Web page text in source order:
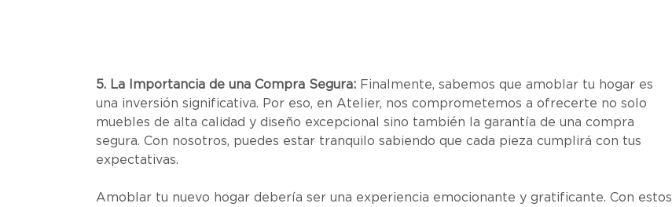
5. La Importancia de una Compra Segura: Finalmente, sabemos que amoblar tu hogar es
una inversión significativa. Por eso, en Atelier, nos comprometemos a ofrecerte no solo
muebles de alta calidad y diseño excepcional sino también la garantía de una compra
segura. Con nosotros, puedes estar tranquilo sabiendo que cada pieza cumplirá con tus
expectativas.
Amoblar tu nuevo hogar debería ser una experiencia emocionante y gratificante. Con estos